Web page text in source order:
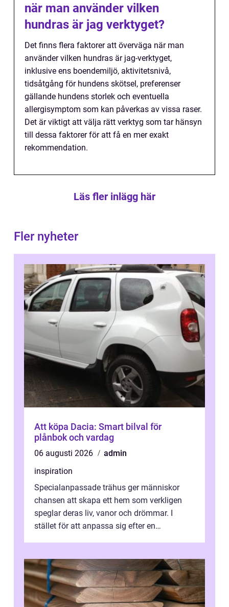
när man använder vilken
hundras är jag verktyget?
Det finns flera faktorer att överväga när man
använder vilken hundras är jag-verktyget,
inklusive ens boendemiljö, aktivitetsnivå,
tidsåtgång för hundens skötsel, preferenser
gällande hundens storlek och eventuella
allergisymptom som kan påverkas av vissa raser.
Det är viktigt att välja rätt verktyg som tar hänsyn
till dessa faktorer för att få en mer exakt
rekommendation.
Läs fler inlägg här
Fler nyheter
Att köpa Dacia: Smart bilval för
plånbok och vardag
06 augusti 2026
admin
inspiration
Specialanpassade trähus ger människor
chansen att skapa ett hem som verkligen
speglar deras liv, vanor och drömmar. I
stället för att anpassa sig efter en